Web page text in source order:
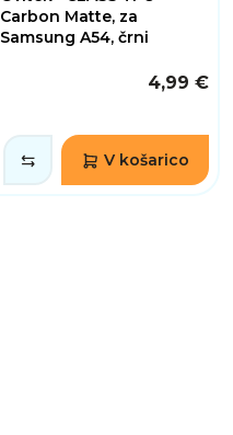
Carbon Matte, za
Samsung A54, črni
4,99 €
V košarico